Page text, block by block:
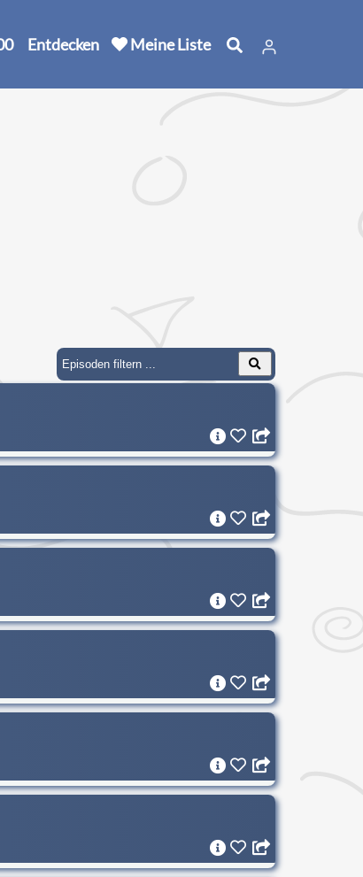
Entdecken Meine Liste